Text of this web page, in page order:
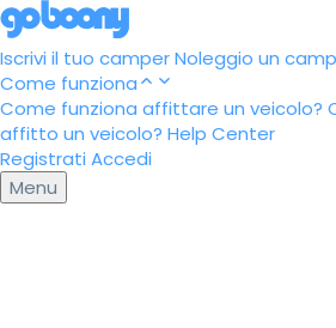
Iscrivi il tuo camperNoleggio un
Come funziona
Come funziona affittare un veicolo?
affitto un veicolo? Help Center
Registrati Accedi
Menu